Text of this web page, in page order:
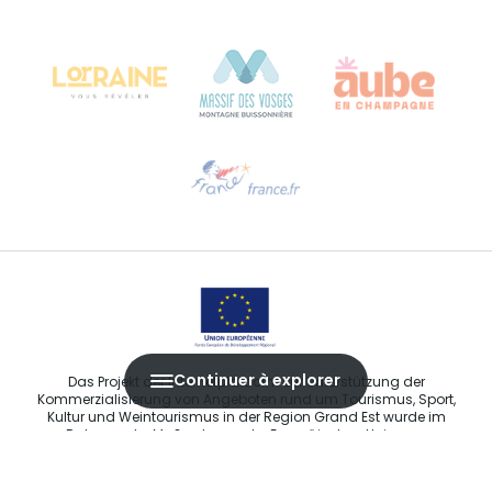
Continuer à explorer
Sprechen Sie uns per E-Mail an
Das Projekt der Internetplattform zur Unterstützung der
Kommerzialisierung von Angeboten rund um Tourismus, Sport,
Kultur und Weintourismus in der Region Grand Est wurde im
Rahmen der Maßnahmen der Europäischen Union zur